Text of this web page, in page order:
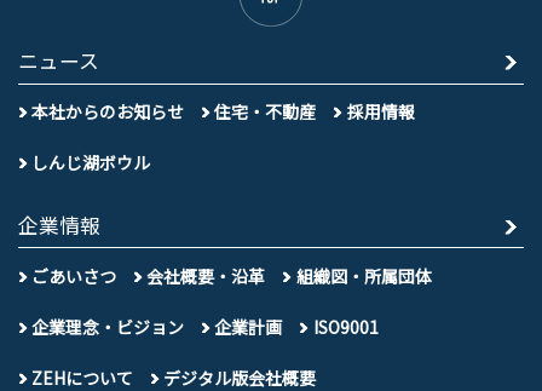
ニュース
本社からのお知らせ 住宅・不動産 採用情報
しんじ湖ボウル
企業情報
ごあいさつ 会社概要・沿革 組織図・所属団体
企業理念・ビジョン 企業計画 ISO9001
ZEHについて デジタル版会社概要